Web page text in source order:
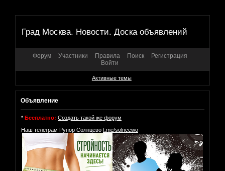
Град Москва. Новости. Доска объявлений
Форум Участники Правила Поиск
Регистрация
Войти
Активные темы
Объявление
* Бесплатно: Создать такой же форум
Наш телеграм Рупор Солнцево t.me/solncewo